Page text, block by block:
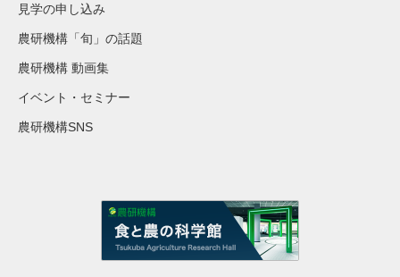
見学の申し込み
農研機構「旬」の話題
農研機構 動画集
イベント・セミナー
農研機構SNS